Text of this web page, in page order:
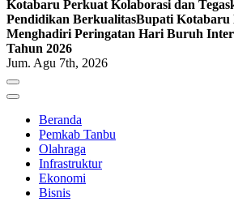
Kotabaru Perkuat Kolaborasi dan
Pendidikan BerkualitasBupati Kotabaru
Menghadiri Peringatan Hari Buruh
Tahun 2026
Jum. Agu 7th, 2026
Beranda
Pemkab Tanbu
Olahraga
Infrastruktur
Ekonomi
Bisnis